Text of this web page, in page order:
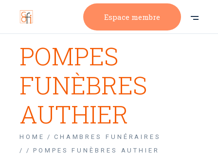
Espace membre
POMPES
FUNÈBRES
AUTHIER
HOME
CHAMBRES FUNÉRAIRES
/
POMPES FUNÈBRES AUTHIER